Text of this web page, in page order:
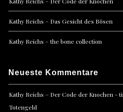
Kathy Reichs – Das Gesicht des Bösen
Kathy Reichs – the bone collection
Neueste Kommentare
Kathy Reichs – Der Code der Knochen -
Totengeld